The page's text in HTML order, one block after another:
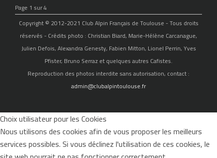
Page 1 sur 4
Copyright © 2012-2021 Club Alpin Français de Toulouse - Tous droits
réservés - Crédits photo : Christian Biard, Marie-Hélène Carcanague,
Julien Defois, Alexandra Genesty, Fabien Mitton, Lionel Perrin, Yves
Pfister, Bruno Serraz et quelques autres Cafistes.
Reproduction des photos interdite sans autorisation, contact :
admin@clubalpintoulouse.fr
Choix utilisateur pour les Cookies
Nous utilisons des cookies afin de vous proposer les meilleurs
services possibles. Si vous déclinez l'utilisation de ces cookies, le